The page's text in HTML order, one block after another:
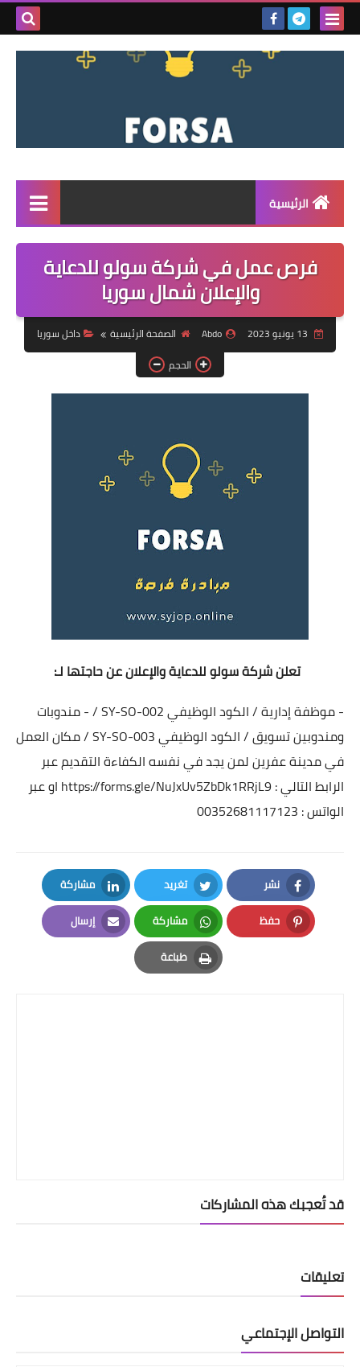
بحث
الرئيسية
القائمة
مناقصات
فرص عمل داخل سوريا
فرص عمل في تركيا
فرص عمل في العراق
فرص عمل في السودان
دورات تدريبية
فرص عمل في شركة سولو للدعاية
والإعلان شمال سوريا
Abdo الصفحة الرئيسية
داخل سوريا
الحجم
تعلن شركة سولو للدعاية والإعلان عن حاجتها لـ:
- موظفة إدارية / الكود الوظيفي SY-SO-002 /
- مندوبات
ومندوبين تسويق / الكود الوظيفي SY-SO-003 /
مكان العمل
في مدينة عفرينلمن يجد في نفسه الكفاءة التقديم عبر
الرابط التالي :https://forms.gle/NuJxUv5ZbDk1RRjL9 او عبر
الواتس : 00352681117123
نشر
Facebook
تغريد
Twitter
مشاركة
LinkedIn
حفظ
Pinterest
مشاركة
Whatsapp
إرسال
Email
طباعة
Print
قد تُعجبك هذه المشاركات
تعليقات
التواصل الإجتماعي